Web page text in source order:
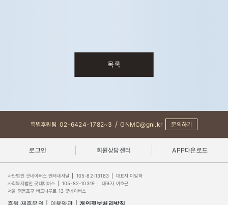
특별후원팀 02-6424-1782~3 / GNMC@gni.kr 문의하기
로그인 회원상담센터 APP다운로드
사단법인 굿네이버스 인터내셔날 105-82-13183
대표자 이일하
사회복지법인 굿네이버스
105-82-10319
대표자 이호균
서울 영등포구 버드나루로 13 굿네이버스